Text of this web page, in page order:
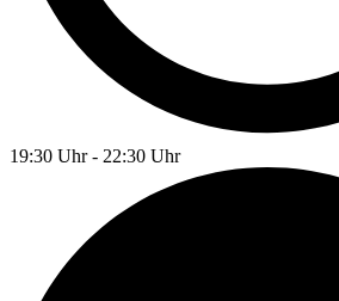
19:30 Uhr - 22:30 Uhr